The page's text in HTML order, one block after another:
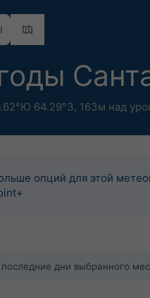
64.29°З, 163м над
опций для этой
дни выбранного